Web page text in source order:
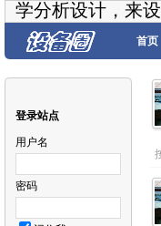
学分析设计，来
首页
登录站点
用户名
密码